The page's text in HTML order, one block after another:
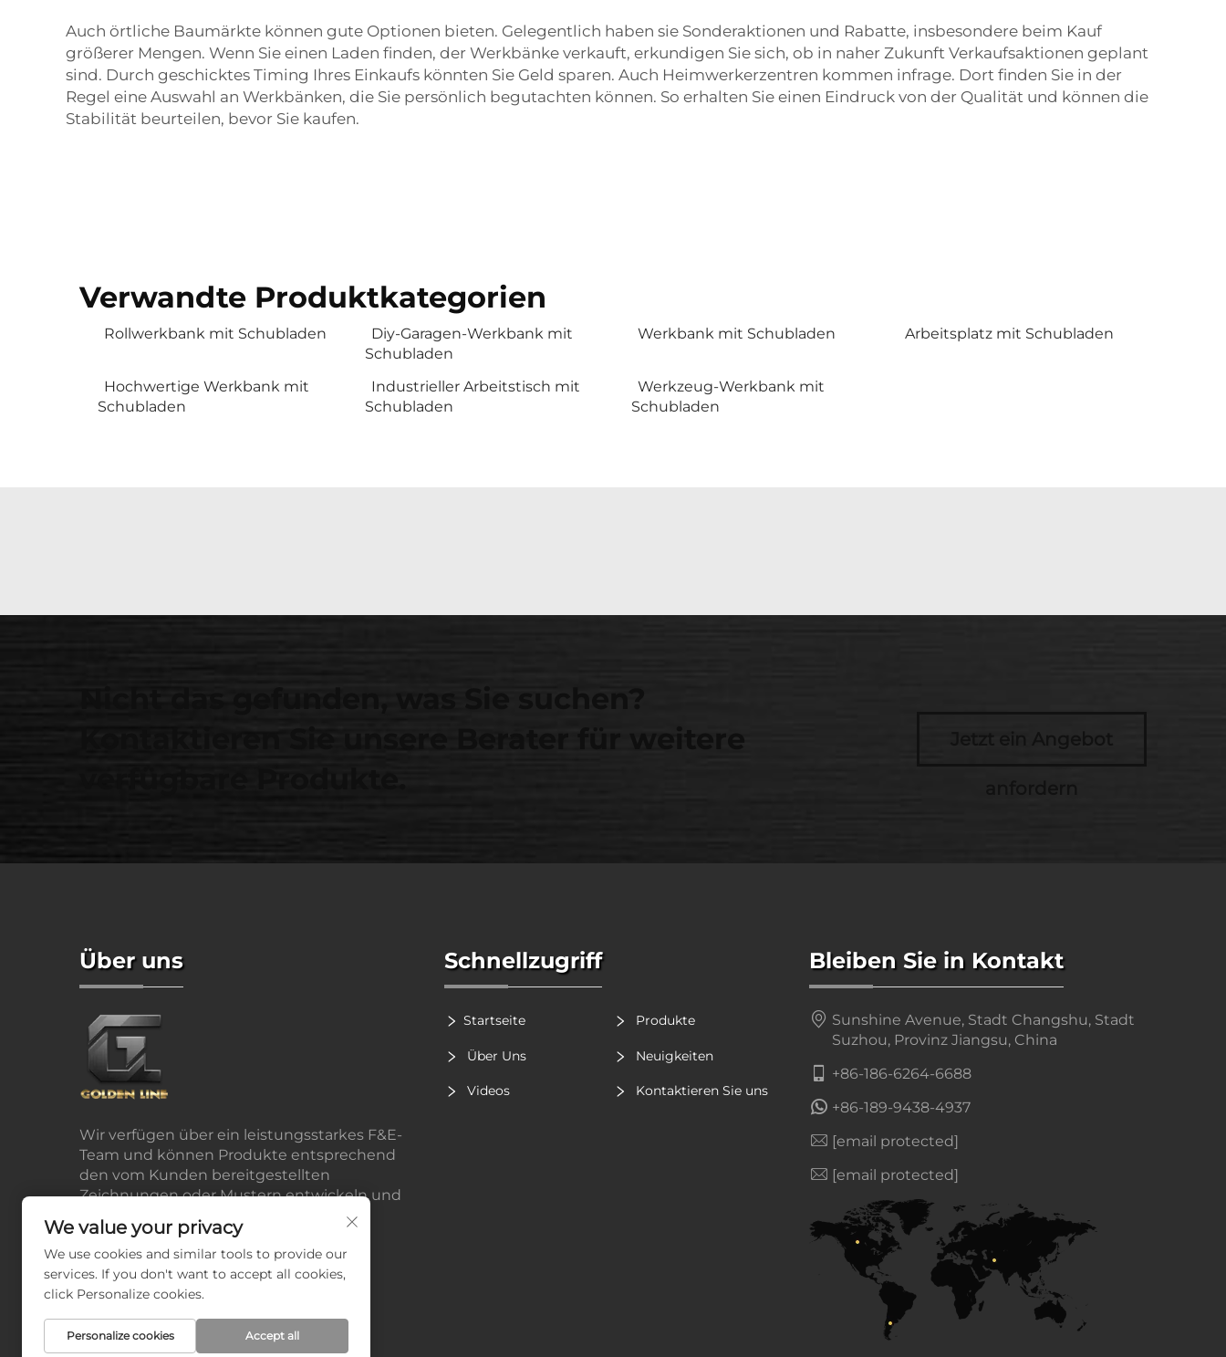
Auch örtliche Baumärkte können gute Optionen bieten. Gelegentlich haben sie Sonderaktionen und Rabatte, insbesondere beim Kauf
größerer Mengen. Wenn Sie einen Laden finden, der Werkbänke verkauft, erkundigen Sie sich, ob in naher Zukunft Verkaufsaktionen geplant
sind. Durch geschicktes Timing Ihres Einkaufs könnten Sie Geld sparen. Auch Heimwerkerzentren kommen infrage. Dort finden Sie in der
Regel eine Auswahl an Werkbänken, die Sie persönlich begutachten können. So erhalten Sie einen Eindruck von der Qualität und können die
Stabilität beurteilen, bevor Sie kaufen.
Verwandte Produktkategorien
Rollwerkbank mit Schubladen
Diy-Garagen-Werkbank mit
Schubladen
Werkbank mit Schubladen Arbeitsplatz mit Schubladen
Hochwertige Werkbank mit
Schubladen
Industrieller Arbeitstisch mit
Schubladen
Werkzeug-Werkbank mit
Schubladen
Kontaktieren Sie unsere Berater für weitere
Über uns
Wir verfügen über ein leistungsstarkes F&E-
Team und können Produkte entsprechend
den vom Kunden bereitgestellten
Zeichnungen oder Mustern entwickeln und
Schnellzugriff
Startseite Produkte
Über Uns Neuigkeiten
Videos Kontaktieren Sie uns
Bleiben Sie in Kontakt
Sunshine Avenue, Stadt Changshu, Stadt
Suzhou, Provinz Jiangsu, China
+86-186-6264-6688
+86-189-9438-4937
[email protected]
[email protected]
We value your privacy
We use cookies and similar tools to provide our
services. If you don't want to accept all cookies,
click Personalize cookies.
Personalize cookies Accept all